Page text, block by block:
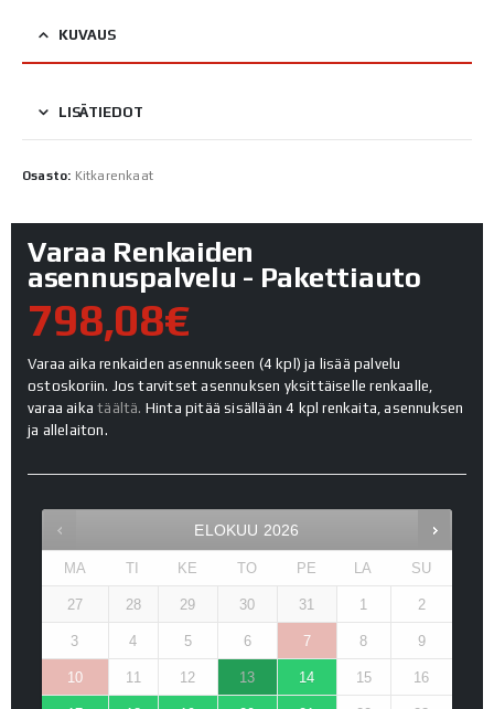
KUVAUS
LISÄTIEDOT
Osasto: Kitkarenkaat
Varaa Renkaiden
asennuspalvelu - Pakettiauto
798,08€
Varaa aika renkaiden asennukseen (4 kpl) ja lisää palvelu
ostoskoriin. Jos tarvitset asennuksen yksittäiselle renkaalle,
varaa aikatäältä. Hinta pitää sisällään 4 kpl renkaita, asennuksen
ja allelaiton.
ELOKUU 2026
MA TI KE TO PE LA SU
27 28 29 30 31 1 2
3 4 5 6 7 8 9
10 11 12 13 14 15 16